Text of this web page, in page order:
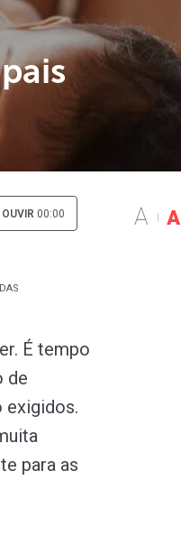
OUVIR 00:00 A A
É tempo
de
exigidos.
para as